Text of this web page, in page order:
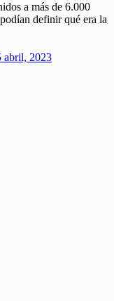
a más de 6.000
definir qué era la
abril, 2023